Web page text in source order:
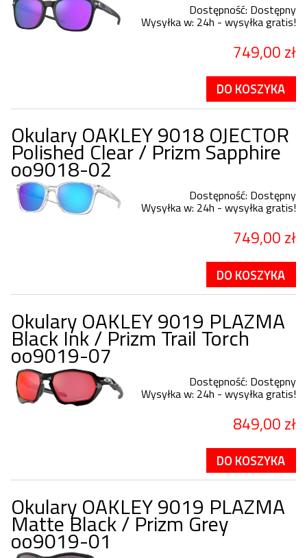
Dostępność: Dostępny
Wysyłka w: 24h - wysyłka gratis!
749,00 zł
DO KOSZYKA
Okulary OAKLEY 9018 OJECTOR
Polished Clear / Prizm Sapphire
oo9018-02
Dostępność: Dostępny
Wysyłka w: 24h - wysyłka gratis!
749,00 zł
DO KOSZYKA
Okulary OAKLEY 9019 PLAZMA
Black Ink / Prizm Trail Torch
oo9019-07
Dostępność: Dostępny
Wysyłka w: 24h - wysyłka gratis!
849,00 zł
DO KOSZYKA
Okulary OAKLEY 9019 PLAZMA
Matte Black / Prizm Grey
oo9019-01